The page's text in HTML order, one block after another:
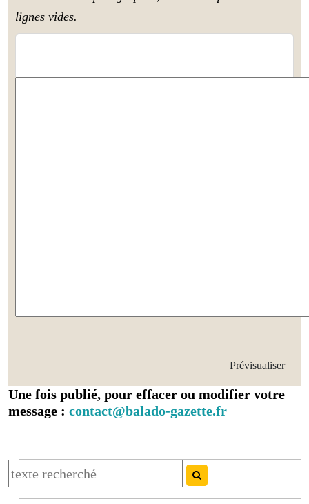
lignes vides.
Une fois publié, pour effacer ou modifier votre
message : contact@balado-gazette.fr